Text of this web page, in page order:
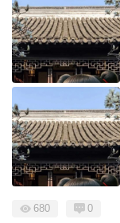
680 0